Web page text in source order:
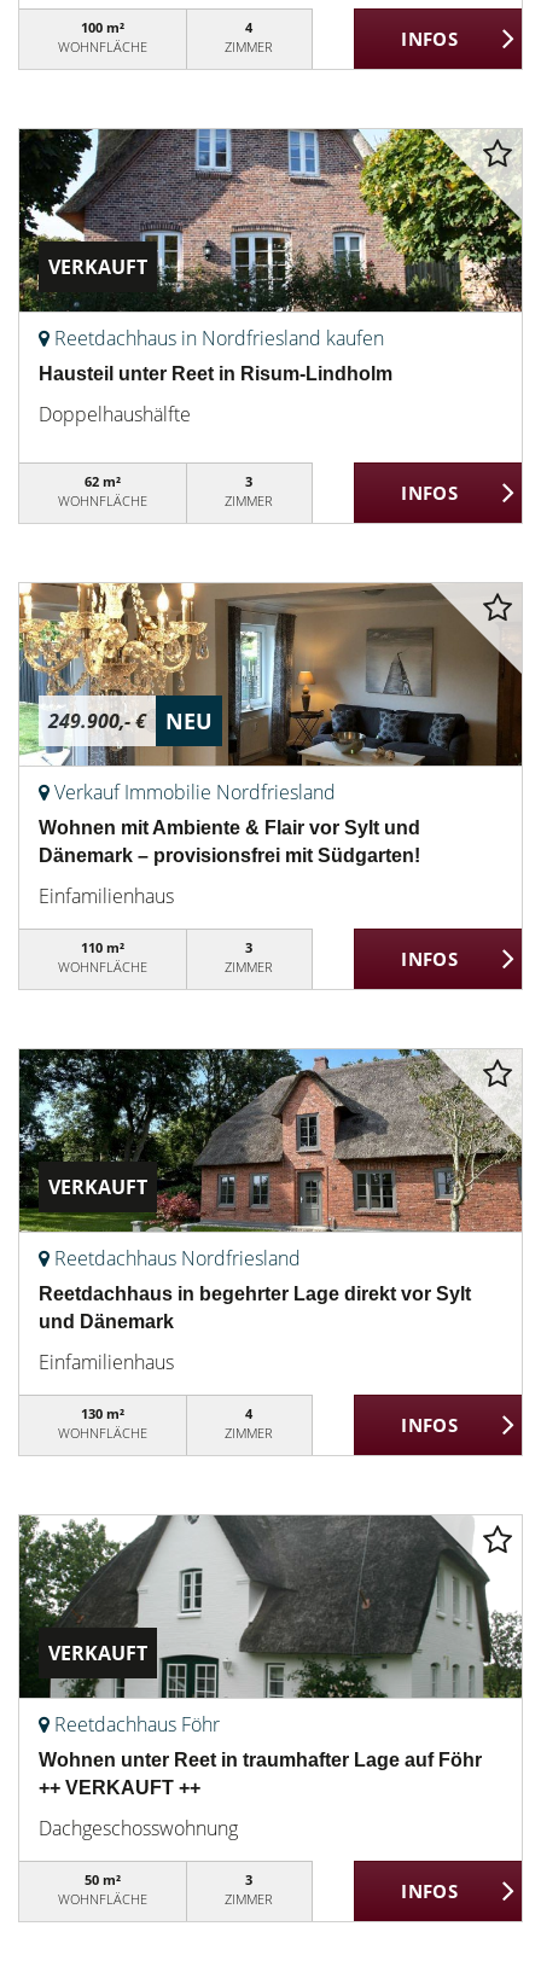
100 m²
WOHNFLÄCHE
4
ZIMMER
VERKAUFT
Reetdachhaus in Nordfriesland kaufen
Hausteil unter Reet in Risum-Lindholm
Doppelhaushälfte
62 m²
WOHNFLÄCHE
3
ZIMMER
249.900,- € NEU
Verkauf Immobilie Nordfriesland
Wohnen mit Ambiente & Flair vor Sylt und
Dänemark – provisionsfrei mit Südgarten!
Einfamilienhaus
110 m²
WOHNFLÄCHE
3
ZIMMER
VERKAUFT
Reetdachhaus Nordfriesland
Reetdachhaus in begehrter Lage direkt vor Sylt
und Dänemark
Einfamilienhaus
130 m²
WOHNFLÄCHE
4
ZIMMER
VERKAUFT
Reetdachhaus Föhr
Wohnen unter Reet in traumhafter Lage auf Föhr
++ VERKAUFT ++
Dachgeschosswohnung
50 m²
WOHNFLÄCHE
3
ZIMMER